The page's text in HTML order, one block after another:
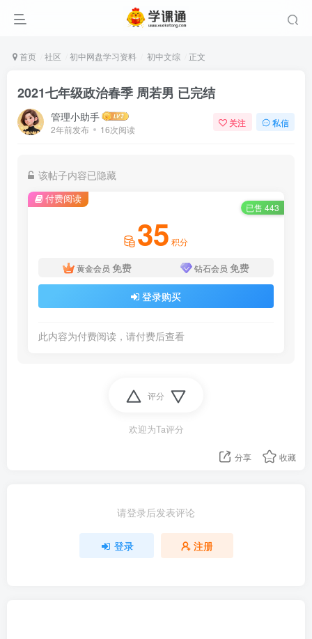
首页 社区 初中网盘学习资料 初中文综 正文
2021七年级政治春季 周若男 已完结
管理小助手
2年前发布 16次阅读
关注 私信
该帖子内容已隐藏
付费阅读
已售 443
35 积分
黄金会员 免费 钻石会员 免费
登录购买
此内容为付费阅读，请付费后查看
评分
欢迎为Ta评分
分享 收藏
请登录后发表评论
登录 注册